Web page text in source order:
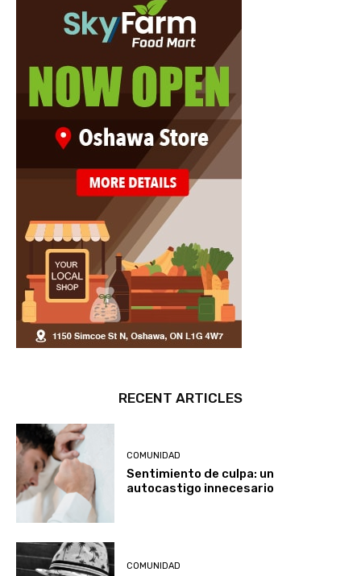
RECENT ARTICLES
COMUNIDAD
Sentimiento de culpa: un
autocastigo innecesario
COMUNIDAD